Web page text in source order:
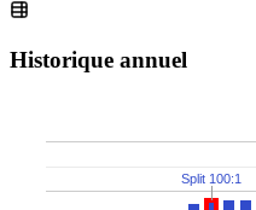
Historique annuel
Split 100:1